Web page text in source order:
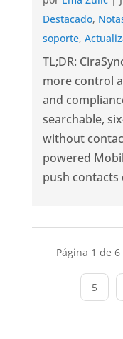
Destacado,
soporte,
TL;DR:
more control
and
searchable,
without
powered
push contacts
Página 1 de 6
5